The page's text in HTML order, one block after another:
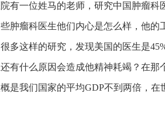
有一位姓马的老师，研究中国肿瘤
肿瘤科医生他们内心是怎么样，他
多这样的研究，发现美国的医生是
有什么原因会造成他精神耗竭？在
是我们国家的平均GDP不到两倍，